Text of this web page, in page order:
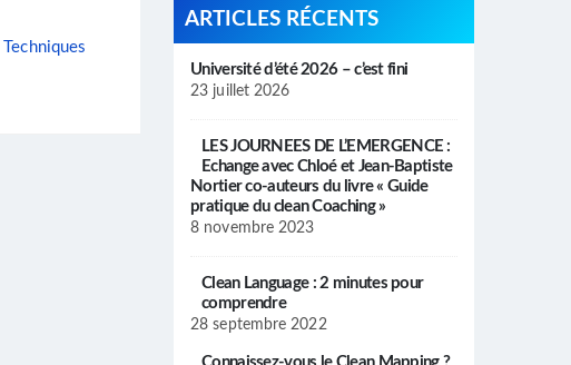
Techniques
ARTICLES RÉCENTS
Université d’été 2026 – c’est fini
23 juillet 2026
LES JOURNEES DE L’EMERGENCE :
Echange avec Chloé et Jean-Baptiste
Nortier co-auteurs du livre « Guide
pratique du clean Coaching »
8 novembre 2023
Clean Language : 2 minutes pour
comprendre
28 septembre 2022